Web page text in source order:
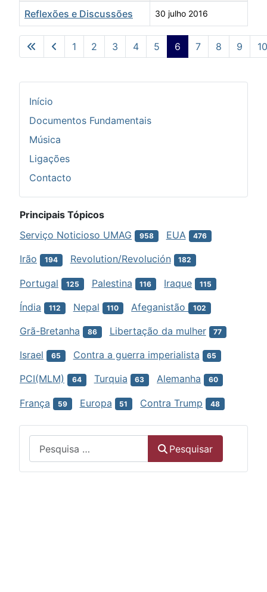
Artigos
Reflexões e Discussões 30 julho 2016
Pág. 6 de 26
1 2 3 4 5 6 7 8 9 10
Início
Documentos Fundamentais
Música
Ligações
Contacto
Principais Tópicos
Serviço Noticioso UMAG
958 EUA 476
Irão 194 Revolution/Revolución 182
Portugal 125 Palestina 116 Iraque 115
Índia 112 Nepal 110 Afeganistão 102
Grã-Bretanha 86 Libertação da mulher 77
Israel 65 Contra a guerra imperialista 65
PCI(MLM) 64 Turquia 63 Alemanha 60
França 59 Europa 51 Contra Trump 48
Pesquisar